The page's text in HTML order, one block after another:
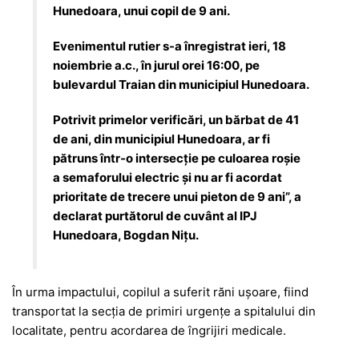
Hunedoara, unui copil de 9 ani.
Evenimentul rutier s-a înregistrat ieri, 18
noiembrie a.c., în jurul orei 16:00, pe
bulevardul Traian din municipiul Hunedoara.
Potrivit primelor verificări, un bărbat de 41
de ani, din municipiul Hunedoara, ar fi
pătruns într-o intersecție pe culoarea roșie
a semaforului electric și nu ar fi acordat
prioritate de trecere unui pieton de 9 ani”, a
declarat purtătorul de cuvânt al IPJ
Hunedoara, Bogdan Nițu.
În urma impactului, copilul a suferit răni ușoare, fiind
transportat la secția de primiri urgențe a spitalului din
localitate, pentru acordarea de îngrijiri medicale.